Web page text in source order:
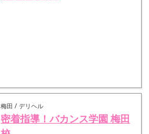
梅田 / デリヘル
密着指導！バカンス学園 梅田